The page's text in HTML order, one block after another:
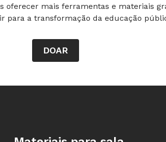
oferecer mais ferramentas e materiais
para a transformação da educação
DOAR